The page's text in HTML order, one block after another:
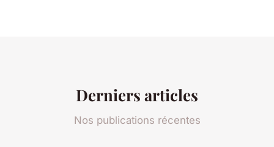
Derniers articles
Nos publications récentes